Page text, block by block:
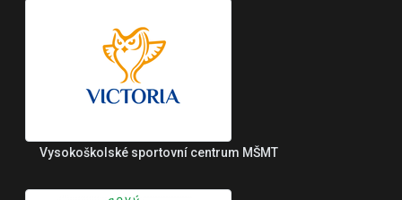
Vysokoškolské sportovní centrum MŠMT